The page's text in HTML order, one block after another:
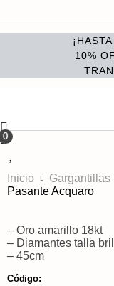
10%
Inicio Gargantillas
Pasante Acquaro
– Oro amarillo 18kt
– Diamantes talla
– 45cm
Código: